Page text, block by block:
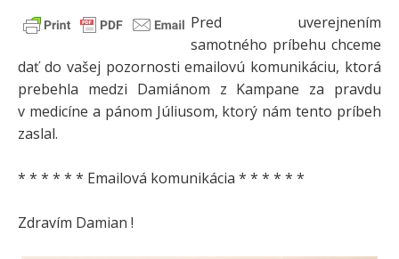
Pred uverejnením
samotného príbehu chceme
dať do vašej pozornosti emailovú komunikáciu, ktorá
prebehla medzi Damiánom z Kampane za pravdu
v medicíne a pánom Júliusom, ktorý nám tento príbeh
zaslal.
* * * * * * Emailová komunikácia * * * * * *
Zdravím Damian !